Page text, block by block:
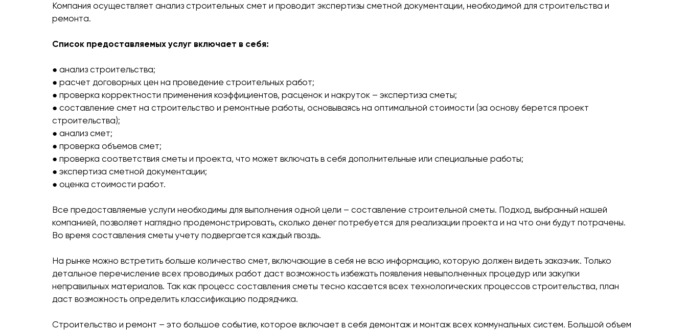
Компания осуществляет анализ строительных смет и проводит экспертизы сметной документации, необходимой для строительства и
ремонта.
Список предоставляемых услуг включает в себя:
● анализ строительства;
● расчет договорных цен на проведение строительных работ;
● проверка корректности применения коэффициентов, расценок и накруток – экспертиза сметы;
● составление смет на строительство и ремонтные работы, основываясь на оптимальной стоимости (за основу берется проект
строительства);
● анализ смет;
● проверка объемов смет;
● проверка соответствия сметы и проекта, что может включать в себя дополнительные или специальные работы;
● экспертиза сметной документации;
● оценка стоимости работ.
Все предоставляемые услуги необходимы для выполнения одной цели – составление строительной сметы. Подход, выбранный нашей
компанией, позволяет наглядно продемонстрировать, сколько денег потребуется для реализации проекта и на что они будут потрачены.
Во время составления сметы учету подвергается каждый гвоздь.
На рынке можно встретить больше количество смет, включающие в себя не всю информацию, которую должен видеть заказчик. Только
детальное перечисление всех проводимых работ даст возможность избежать появления невыполненных процедур или закупки
неправильных материалов. Так как процесс составления сметы тесно касается всех технологических процессов строительства, план
даст возможность определить классификацию подрядчика.
Строительство и ремонт – это большое событие, которое включает в себя демонтаж и монтаж всех коммунальных систем. Большой объем